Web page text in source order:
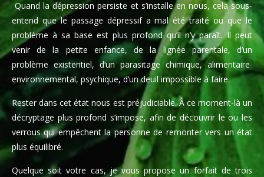
Quand la dépression persiste et s’installe en nous, cela sous-
entend que le passage dépressif a mal été traité ou que le
problème à sa base est plus profond qu’il n’y paraît. Il peut
venir de la petite enfance, de la lignée parentale, d’un
problème existentiel, d’un parasitage chimique, alimentaire
environnemental, psychique, d’un deuil impossible à faire.
Rester dans cet état nous est préjudiciable. À ce moment-là un
décryptage plus profond s’impose, afin de découvrir le ou les
verrous qui empêchent la personne de remonter vers un état
plus équilibré.
Quelque soit votre cas, je vous propose un forfait de trois